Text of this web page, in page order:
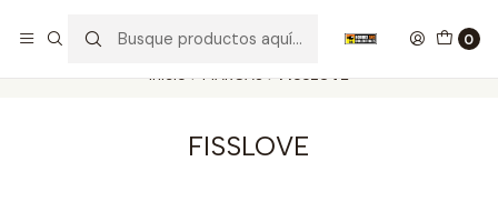
0
Inicio MARCAS FISSLOVE
FISSLOVE